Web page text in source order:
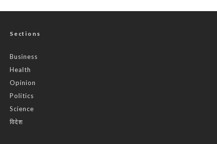
Sections
Business
Health
Opinion
Politics
Science
विदेश